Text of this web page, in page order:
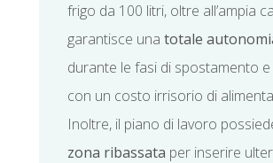
frigo da 100 litri, oltre all’ampia
garantisce una totale
durante le fasi di spostamento
con un costo irrisorio di
Inoltre, il piano di lavoro
zona ribassata per inserire